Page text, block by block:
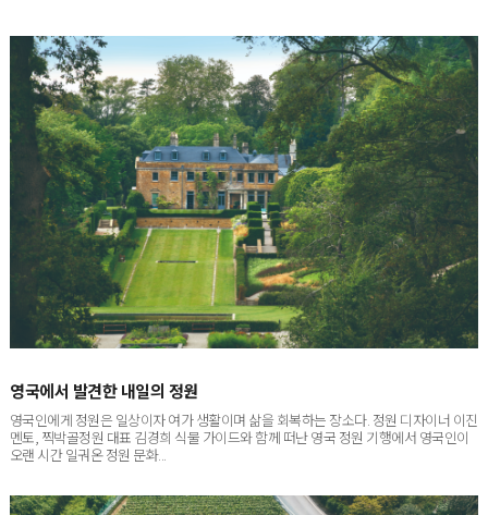
영국인에게 정원은 일상이자 여가 생활이며 삶을 회복하는 장소다. 정원 디자이너 이진
멘토, 찍박골정원 대표 김경희 식물 가이드와 함께 떠난 영국 정원 기행에서 영국인이
오랜 시간 일궈온 정원 문화...